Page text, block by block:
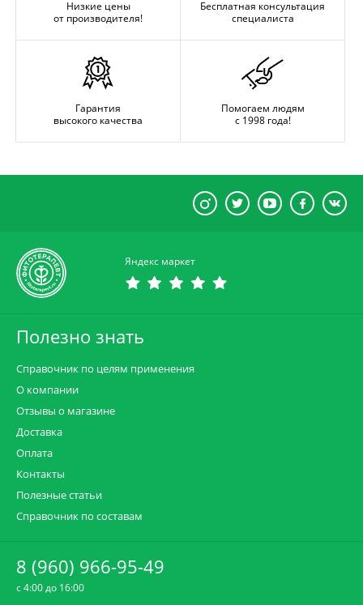
Низкие цены
от производителя!
Бесплатная консультация
специалиста
Гарантия
высокого качества
Помогаем людям
с 1998 года!
Яндекс маркет
Полезно знать
Справочник по целям применения
О компании
Отзывы о магазине
Доставка
Оплата
Контакты
Полезные статьи
Справочник по составам
8 (960) 966-95-49
c 4:00 до 16:00